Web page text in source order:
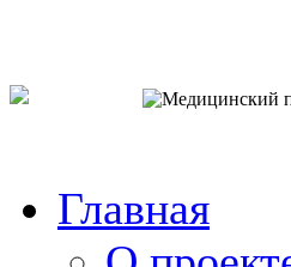
Главная